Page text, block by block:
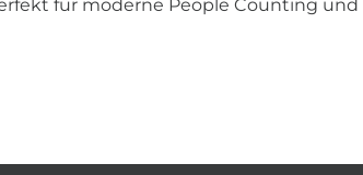
für moderne People Counting